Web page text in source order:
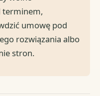
terminem,
umowę pod
rozwiązania albo
stron.